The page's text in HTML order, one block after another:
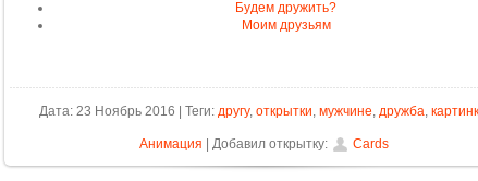
Будем дружить?
Моим друзьям
Дата: 23 Ноябрь 2016 | Теги: другу, открытки, мужчине, дружба,
Анимация | Добавил открытку: Cards